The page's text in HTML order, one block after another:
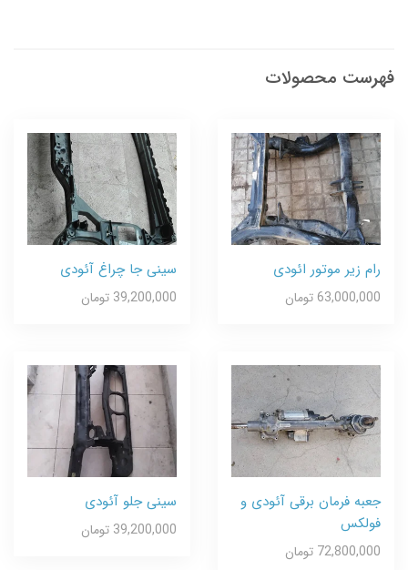
فهرست محصولات
رام زیر موتور ائودی
63,000,000 تومان
سینی جا چراغ آئودی
39,200,000 تومان
جعبه فرمان برقی آئودی و
فولکس
72,800,000 تومان
سینی جلو آئودی
39,200,000 تومان